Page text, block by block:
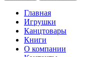
Главная
Игрушки
Канцтовары
Книги
О компании